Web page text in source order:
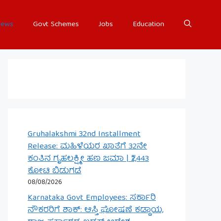
Govt Schemes Jobs Education
Gruhalakshmi 32nd Installment
Release: ಮಹಿಳೆಯರ ಖಾತೆಗೆ 32ನೇ
ಕಂತಿನ ಗೃಹಲಕ್ಷ್ಮೀ ಹಣ ಜಮಾ | ₹2,443
ಕೋಟಿ ಬಿಡುಗಡೆ
08/08/2026
Karnataka Govt Employees: ಸರ್ಕಾರಿ
ನೌಕರರಿಗೆ ಶಾಕ್: ಆಸ್ತಿ ಘೋಷಣೆ ಕಡ್ಡಾಯ,